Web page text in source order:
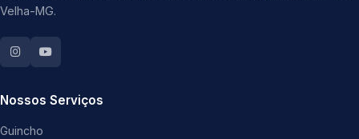
Velha-MG.
Nossos Serviços
Guincho